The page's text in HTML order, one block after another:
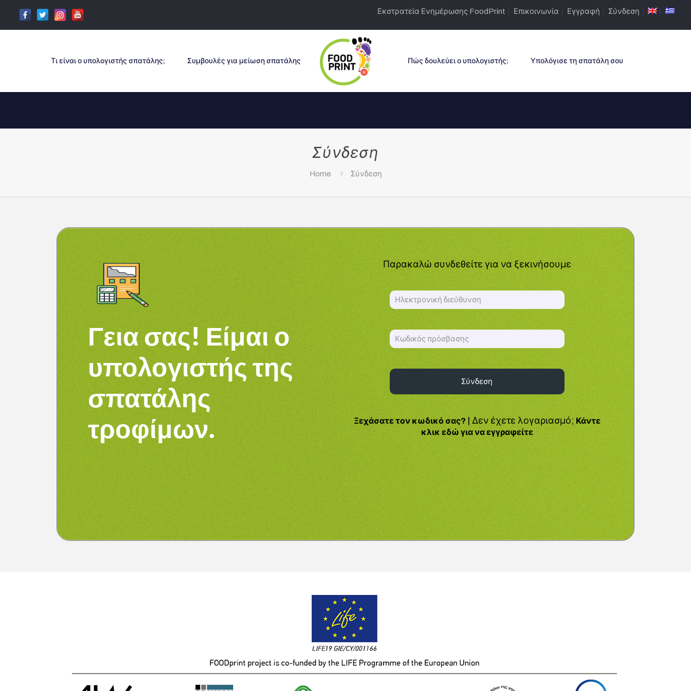
Εκστρατεία Ενημέρωσης FoodPrint Επικοινωνία Εγγραφή Σύνδεση
Τι είναι ο υπολογιστής σπατάλης; Συμβουλές για μείωση σπατάλης Πώς δουλεύει ο υπολογιστής; Υπολόγισε τη σπατάλη σου
Σύνδεση
Home Σύνδεση
Γεια σας! Είμαι ο
υπολογιστής της
σπατάλης
τροφίμων.
Παρακαλώ συνδεθείτε για να ξεκινήσουμε
Ξεχάσατε τον κωδικό σας? | Δεν έχετε λογαριασμό; Κάντε
κλικ εδώ για να εγγραφείτε